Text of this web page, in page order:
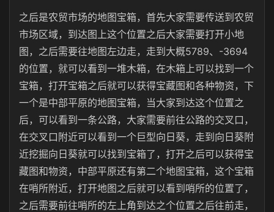
之后是农贸市场的地图宝箱，首先大家需要传送到农贸
市场区域，到达图上这个位置之后大家需要打开小地
图，之后需要往地图左边走，走到大概5789、-3694
的位置，就可以看到一堆木箱，在木箱上可以找到一个
宝箱，打开宝箱之后就可以获得宝藏图和各种物资，下
一个是中部平原的地图宝箱，当大家到达这个位置之
后，可以看到一条公路，大家需要前往公路的交叉口，
在交叉口附近可以看到一个巨型向日葵，走到向日葵附
近挖掘向日葵就可以找到宝箱了，打开之后可以获得宝
藏图和物资，中部平原还有第二个地图宝箱，这个宝箱
在哨所附近，打开地图之后就可以看到哨所的位置了，
之后需要前往哨所的左上角到达之个位置之后往前走，